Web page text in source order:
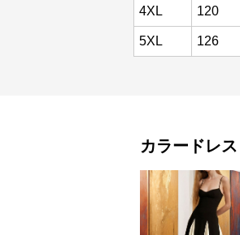
4XL 120
5XL 126
カラードレス